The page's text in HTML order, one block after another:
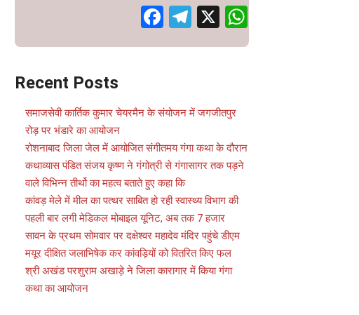
Facebook
Telegram
X
Recent Posts
समाजसेवी कार्तिक कुमार चेयरमैन के संयोजन में जगजीतपुर
रोड़ पर भंडारे का आयोजन
रोशनाबाद जिला जेल में आयोजित संगीतमय गंगा कथा के दौरान
कथाव्यास पंडित संजय कृष्ण ने गंगोत्री से गंगासागर तक पड़ने
वाले विभिन्न तीर्थो का महत्व बताते हुए कहा कि
कांवड़ मेले में मील का पत्थर साबित हो रही स्वास्थ्य विभाग की
पहली बार लगी मेडिकल मोबाइल यूनिट, अब तक 7 हजार
सावन के प्रथम सोमवार पर दक्षेश्वर महादेव मंदिर पहुंचे डीएम
मयूर दीक्षित जलाभिषेक कर कांवड़ियों को वितरित किए फल
श्री अखंड परशुराम अखाड़े ने जिला कारागार में किया गंगा
कथा का आयोजन